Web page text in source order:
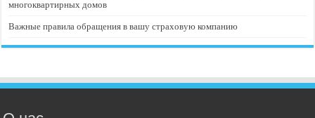
многоквартирных домов
Важные правила обращения в вашу страховую компанию